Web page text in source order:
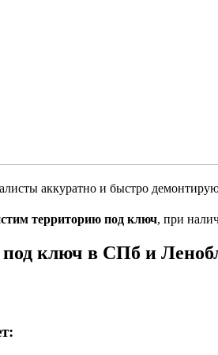
аккуратно и быстро
территорию под ключ, при
под ключ в СПб и